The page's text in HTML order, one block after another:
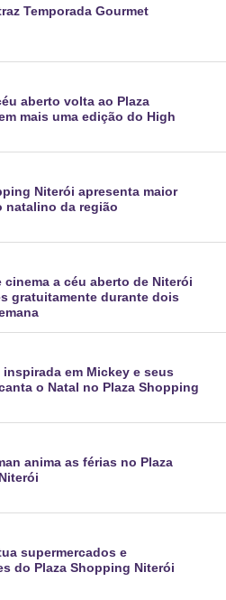
Temporada Gourmet
aberto volta ao Plaza
mais uma edição do High
Niterói apresenta maior
natalino da região
cinema a céu aberto de Niterói
gratuitamente durante dois
inspirada em Mickey e seus
o Natal no Plaza Shopping
anima as férias no Plaza
supermercados e
do Plaza Shopping Niterói